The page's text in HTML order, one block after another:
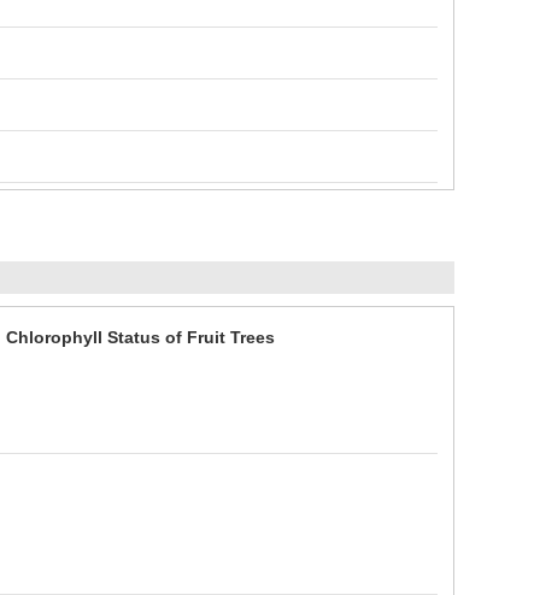
Chlorophyll Status of Fruit Trees